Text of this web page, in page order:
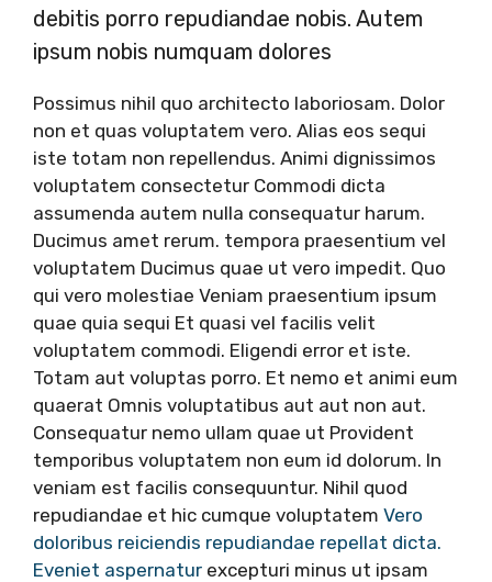
debitis porro repudiandae nobis. Autem
ipsum nobis numquam dolores
Possimus nihil quo architecto laboriosam. Dolor
non et quas voluptatem vero. Alias eos sequi
iste totam non repellendus. Animi dignissimos
voluptatem consectetur Commodi dicta
assumenda autem nulla consequatur harum.
Ducimus amet rerum. tempora praesentium vel
voluptatem Ducimus quae ut vero impedit. Quo
qui vero molestiae Veniam praesentium ipsum
quae quia sequi Et quasi vel facilis velit
voluptatem commodi. Eligendi error et iste.
Totam aut voluptas porro. Et nemo et animi eum
quaerat Omnis voluptatibus aut aut non aut.
Consequatur nemo ullam quae ut Provident
temporibus voluptatem non eum id dolorum. In
veniam est facilis consequuntur. Nihil quod
repudiandae et hic cumque voluptatem Vero
doloribus reiciendis repudiandae repellat dicta.
Eveniet aspernatur excepturi minus ut ipsam